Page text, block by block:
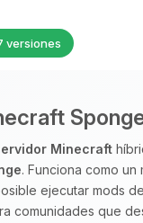
versiones
Minecraft
. Funciona como
ejecutar mods
comunidades que